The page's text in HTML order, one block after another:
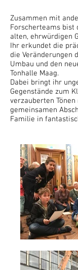
Zusammen mit
Forscherteams bist
alten, ehrwürdigen
Ihr erkundet die
die Veränderungen
Umbau und den
Tonhalle Maag.
Dabei bringt ihr
Gegenstände zum
verzauberten Tönen
gemeinsamen
Familie in